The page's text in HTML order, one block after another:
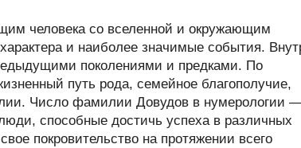
человека со вселенной и окружающим
и наиболее значимые события.
поколениями и предками. По
путь рода, семейное благополучие,
Число фамилии Довудов в нумерологии
способные достичь успеха в различных
покровительство на протяжении всего